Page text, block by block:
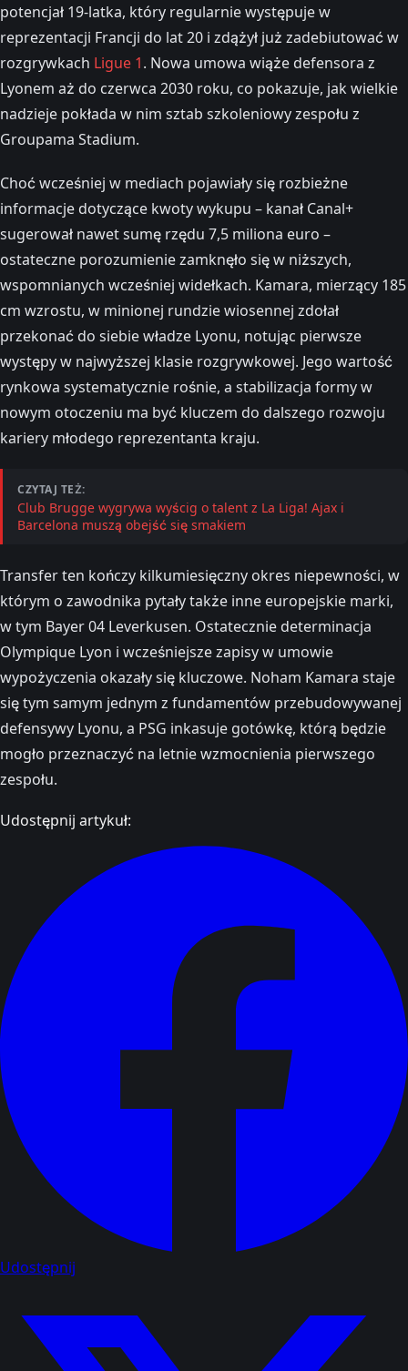
potencjał 19-latka, który regularnie występuje w
reprezentacji Francji do lat 20 i zdążył już zadebiutować w
rozgrywkach Ligue 1. Nowa umowa wiąże defensora z
Lyonem aż do czerwca 2030 roku, co pokazuje, jak wielkie
nadzieje pokłada w nim sztab szkoleniowy zespołu z
Groupama Stadium.
Choć wcześniej w mediach pojawiały się rozbieżne
informacje dotyczące kwoty wykupu – kanał Canal+
sugerował nawet sumę rzędu 7,5 miliona euro –
ostateczne porozumienie zamknęło się w niższych,
wspomnianych wcześniej widełkach. Kamara, mierzący 185
cm wzrostu, w minionej rundzie wiosennej zdołał
przekonać do siebie władze Lyonu, notując pierwsze
występy w najwyższej klasie rozgrywkowej. Jego wartość
rynkowa systematycznie rośnie, a stabilizacja formy w
nowym otoczeniu ma być kluczem do dalszego rozwoju
kariery młodego reprezentanta kraju.
CZYTAJ TEŻ:
Club Brugge wygrywa wyścig o talent z La Liga! Ajax i
Barcelona muszą obejść się smakiem
Transfer ten kończy kilkumiesięczny okres niepewności, w
którym o zawodnika pytały także inne europejskie marki,
w tym Bayer 04 Leverkusen. Ostatecznie determinacja
Olympique Lyon i wcześniejsze zapisy w umowie
wypożyczenia okazały się kluczowe. Noham Kamara staje
się tym samym jednym z fundamentów przebudowywanej
defensywy Lyonu, a PSG inkasuje gotówkę, którą będzie
mogło przeznaczyć na letnie wzmocnienia pierwszego
zespołu.
Udostępnij artykuł:
Udostępnij